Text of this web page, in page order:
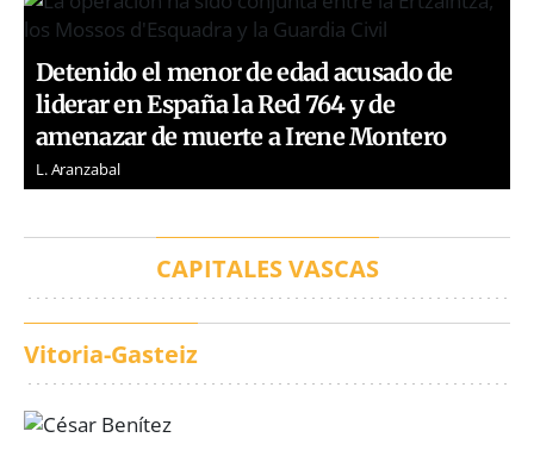
Detenido el menor de edad acusado de
liderar en España la Red 764 y de
amenazar de muerte a Irene Montero
L. Aranzabal
CAPITALES VASCAS
Vitoria-Gasteiz